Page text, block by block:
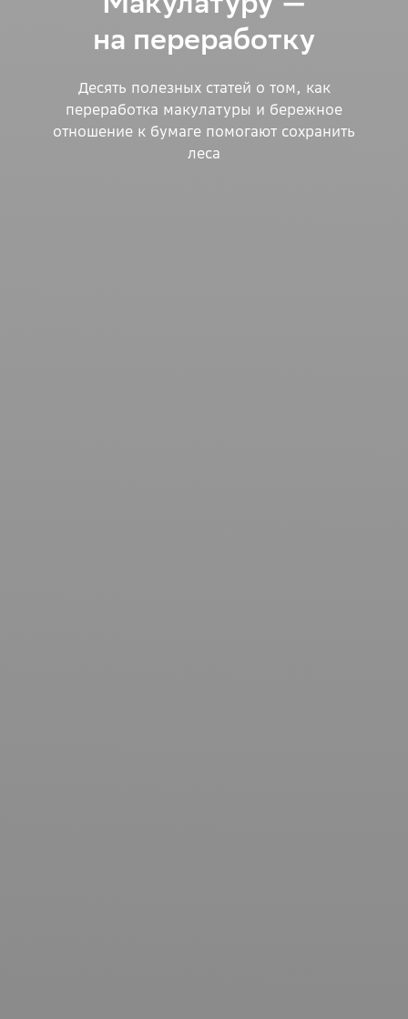
Макулатуру —
на переработку
Десять полезных статей о том, как
переработка макулатуры и бережное
отношение к бумаге помогают сохранить
леса